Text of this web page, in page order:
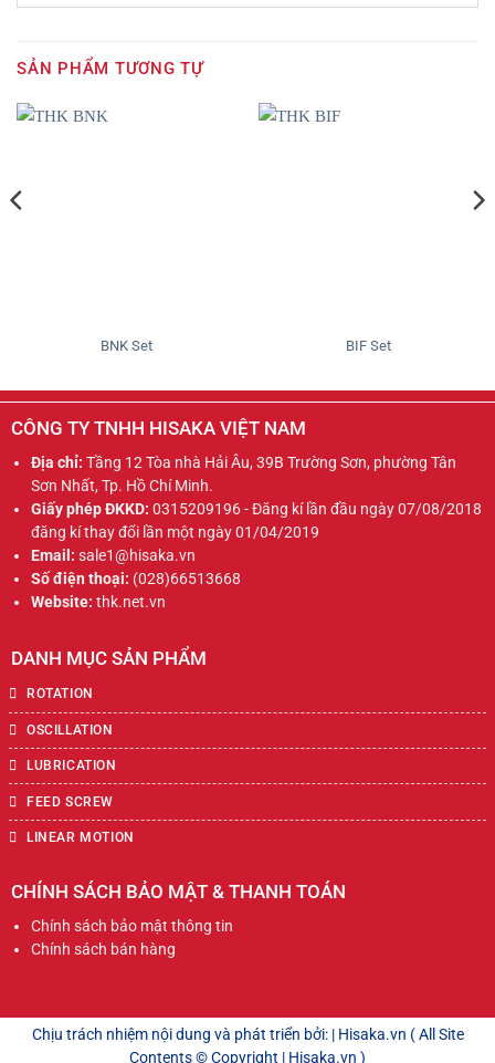
SẢN PHẨM TƯƠNG TỰ
BNK Set BIF Set
CÔNG TY TNHH HISAKA VIỆT NAM
Địa chỉ: Tầng 12 Tòa nhà Hải Âu, 39B Trường Sơn, phường Tân
Sơn Nhất, Tp. Hồ Chí Minh.
Giấy phép ĐKKD: 0315209196 - Đăng kí lần đầu ngày 07/08/2018
đăng kí thay đổi lần một ngày 01/04/2019
Email: sale1@hisaka.vn
Số điện thoại: (028)66513668
Website: thk.net.vn
DANH MỤC SẢN PHẨM
ROTATION
OSCILLATION
LUBRICATION
FEED SCREW
LINEAR MOTION
CHÍNH SÁCH BẢO MẬT & THANH TOÁN
Chính sách bảo mật thông tin
Chính sách bán hàng
Chịu trách nhiệm nội dung và phát triển bởi: | Hisaka.vn ( All Site
Contents © Copyright | Hisaka.vn )